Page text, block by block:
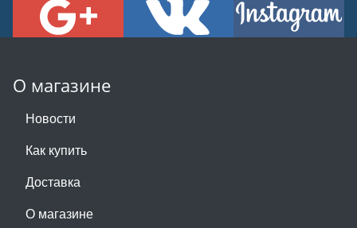
О магазине
Новости
Как купить
Доставка
О магазине